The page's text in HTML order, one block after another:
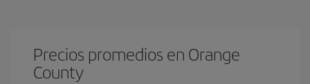
Precios promedios en Orange
County